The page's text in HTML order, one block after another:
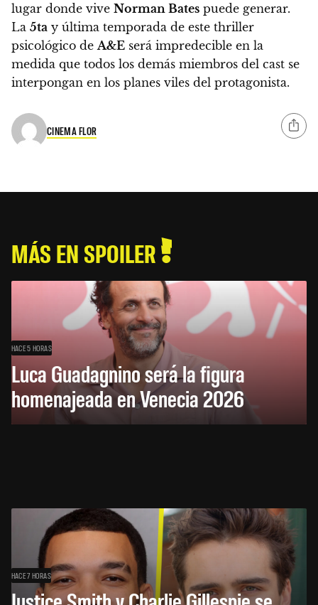
lugar donde vive Norman Bates puede generar.
La 5ta y última temporada de este thriller
psicológico de A&E será impredecible en la
medida que todos los demás miembros del cast se
interpongan en los planes viles del protagonista.
CINEMA FLOR
MÁS EN SPOILER
HACE 5 HORAS
Luca Guadagnino será la figura
homenajeada en Venecia 2026
HACE 7 HORAS